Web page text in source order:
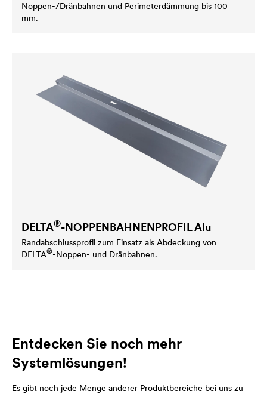
Noppen-/Dränbahnen und Perimeterdämmung bis 100
mm.
DELTA®-NOPPENBAHNENPROFIL Alu
Randabschlussprofil zum Einsatz als Abdeckung von
DELTA®-Noppen- und Dränbahnen.
Entdecken Sie noch mehr
Systemlösungen!
Es gibt noch jede Menge anderer Produktbereiche bei uns zu